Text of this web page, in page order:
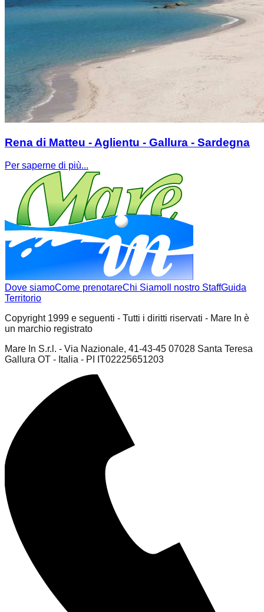
Rena di Matteu - Aglientu - Gallura - Sardegna
Per saperne di più...
Dove siamoCome prenotareChi Siamo Il nostro StaffGuida
Territorio
Copyright 1999 e seguenti - Tutti i diritti riservati - Mare In è
un marchio registrato
Mare In S.r.l. - Via Nazionale, 41-43-45 07028 Santa Teresa
Gallura OT - Italia - PI IT02225651203